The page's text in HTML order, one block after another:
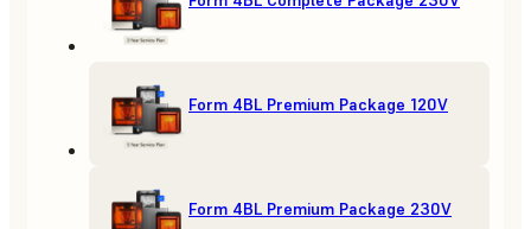
Form 4BL Premium Package 120V
Form 4BL Premium Package 230V